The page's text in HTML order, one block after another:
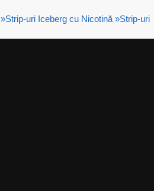
»Strip-uri Iceberg cu Nicotină »Strip-uri